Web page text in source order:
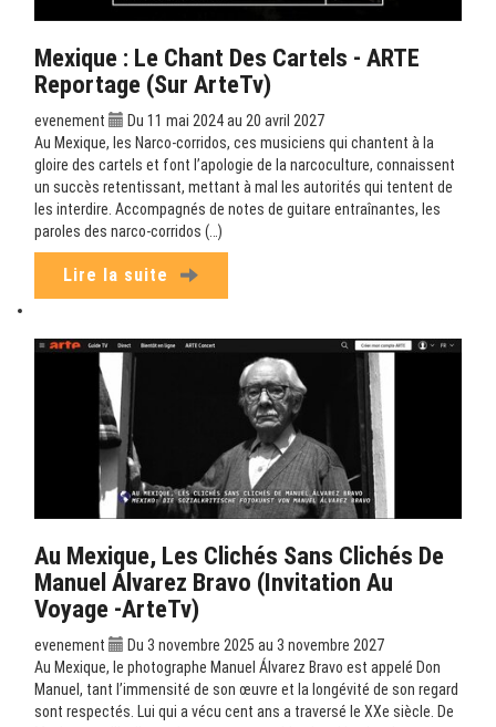
Mexique : Le Chant Des Cartels - ARTE
Reportage (sur ArteTv)
evenement
Du 11 mai 2024 au 20 avril 2027
Au Mexique, les Narco-corridos, ces musiciens qui chantent à la
gloire des cartels et font l’apologie de la narcoculture, connaissent
un succès retentissant, mettant à mal les autorités qui tentent de
les interdire. Accompagnés de notes de guitare entraînantes, les
paroles des narco-corridos (…)
Lire la suite
Au Mexique, Les Clichés Sans Clichés De
Manuel Álvarez Bravo (Invitation Au
Voyage -ArteTv)
evenement
Du 3 novembre 2025 au 3 novembre 2027
Au Mexique, le photographe Manuel Álvarez Bravo est appelé Don
Manuel, tant l’immensité de son œuvre et la longévité de son regard
sont respectés. Lui qui a vécu cent ans a traversé le XXe siècle. De